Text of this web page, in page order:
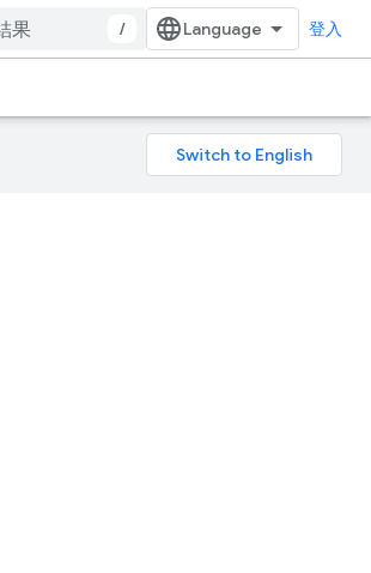
/ 登入